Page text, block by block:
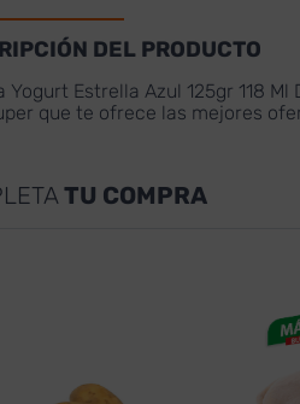
DEL PRODUCTO
Yogurt Estrella Azul 125gr 118
que te ofrece las mejores
TU COMPRA